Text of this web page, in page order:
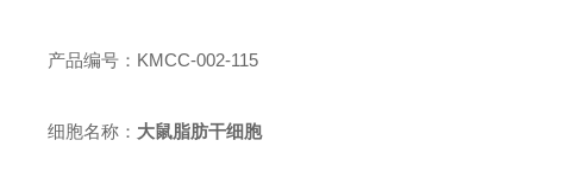
产品编号：KMCC-002-115
细胞名称： 大鼠脂肪干细胞